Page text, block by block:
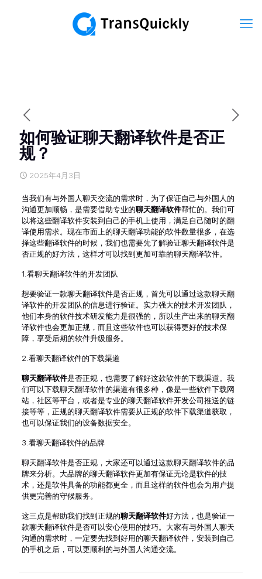
如何验证聊天翻译软件是否正
规？
2025年4月3日
当我们有与外国人聊天交流的需求时，为了保证自己与外国人的
沟通更加顺畅，是需要借助专业的聊天翻译软件帮忙的。我们可
以将这些翻译软件安装到自己的手机上使用，满足自己随时的翻
译使用需求。现在市面上的聊天翻译功能的软件数量很多，在选
择这些翻译软件的时候，我们也需要先了解验证聊天翻译软件是
否正规的好方法，这样才可以找到更加可靠的聊天翻译软件。
1.看聊天翻译软件的开发团队
想要验证一款聊天翻译软件是否正规，首先可以通过这款聊天翻
译软件的开发团队的信息进行验证。实力强大的技术开发团队，
他们本身的软件技术研发能力是很强的，所以生产出来的聊天翻
译软件也会更加正规，而且这些软件也可以获得更好的技术保
障，享受后期的软件升级服务。
2.看聊天翻译软件的下载渠道
聊天翻译软件是否正规，也需要了解好这款软件的下载渠道。我
们可以下载聊天翻译软件的渠道有很多种，像是一些软件下载网
站，社区等平台，或者是专业的聊天翻译软件开发公司推送的链
接等等，正规的聊天翻译软件需要从正规的软件下载渠道获取，
也可以保证我们的设备数据安全。
3.看聊天翻译软件的品牌
聊天翻译软件是否正规，大家还可以通过这款聊天翻译软件的品
牌来分析。大品牌的聊天翻译软件更加有保证无论是软件的技
术，还是软件具备的功能都更全，而且这样的软件也会为用户提
供更完善的守候服务。
这三点是帮助我们找到正规的聊天翻译软件好方法，也是验证一
款聊天翻译软件是否可以安心使用的技巧。大家有与外国人聊天
沟通的需求时，一定要先找到好用的聊天翻译软件，安装到自己
的手机之后，可以更顺利的与外国人沟通交流。